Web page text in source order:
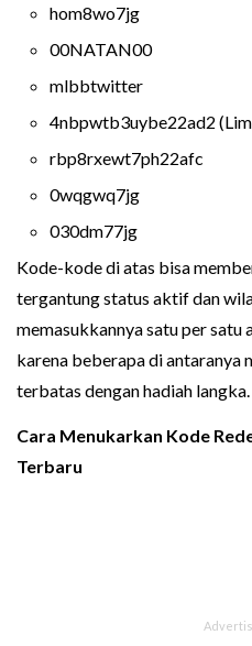
hom8wo7jg
00NATAN00
mlbbtwitter
4nbpwtb3uybe22ad2
rbp8rxewt7ph22afc
0wqgwq7jg
030dm77jg
Kode-kode di atas bisa
tergantung status aktif dan
memasukkannya satu per
karena beberapa di antaranya
terbatas dengan hadiah langka.
Cara Menukarkan Kode
Terbaru